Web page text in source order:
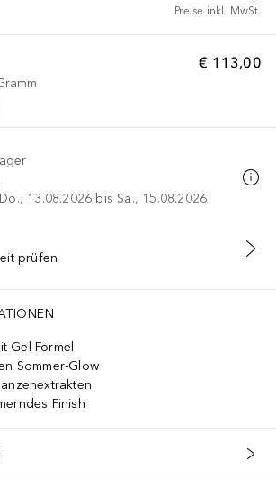
Preise inkl. MwSt.
€ 113,00
13.08.2026 bis Sa., 15.08.2026
IN DEN WARENKORB
prüfen
Gel-Formel
Sommer-Glow
Finish